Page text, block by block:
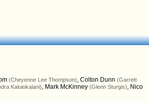
(Cheyenne Lee Thompson), Colton Dunn (Garrett
Kaluiokalani), Mark McKinney (Glenn Sturgis), Nico